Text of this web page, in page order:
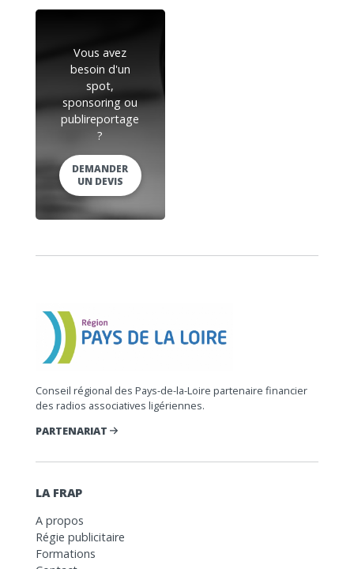
Vous avez
besoin d'un
spot,
sponsoring ou
publireportage
?
DEMANDER
UN DEVIS
Conseil régional des Pays-de-la-Loire partenaire financier
des radios associatives ligériennes.
PARTENARIAT
LA FRAP
A propos
Régie publicitaire
Formations